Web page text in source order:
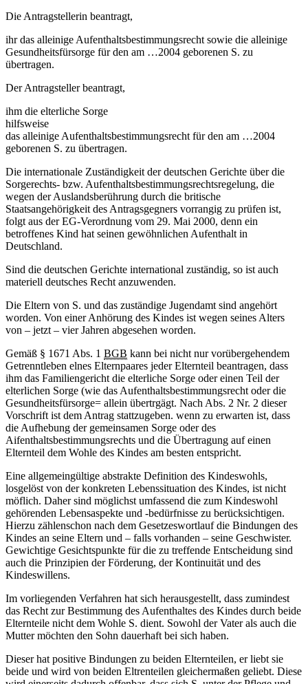
Die Antragstellerin beantragt,
ihr das alleinige Aufenthaltsbestimmungsrecht sowie die alleinige
Gesundheitsfürsorge für den am …2004 geborenen S. zu
übertragen.
Der Antragsteller beantragt,
ihm die elterliche Sorge
hilfsweise
das alleinige Aufenthaltsbestimmungsrecht für den am …2004
geborenen S. zu übertragen.
Die internationale Zuständigkeit der deutschen Gerichte über die
Sorgerechts- bzw. Aufenthaltsbestimmungsrechtsregelung, die
wegen der Auslandsberührung durch die britische
Staatsangehörigkeit des Antragsgegners vorrangig zu prüfen ist,
folgt aus der EG-Verordnung vom 29. Mai 2000, denn ein
betroffenes Kind hat seinen gewöhnlichen Aufenthalt in
Deutschland.
Sind die deutschen Gerichte international zuständig, so ist auch
materiell deutsches Recht anzuwenden.
Die Eltern von S. und das zuständige Jugendamt sind angehört
worden. Von einer Anhörung des Kindes ist wegen seines Alters
von – jetzt – vier Jahren abgesehen worden.
Gemäß § 1671 Abs. 1 BGB kann bei nicht nur vorübergehendem
Getrenntleben elnes Elternpaares jeder Elternteil beantragen, dass
ihm das Familiengericht die elterliche Sorge oder einen Teil der
elterlichen Sorge (wie das Aufenthaltsbestimmungsrecht oder die
Gesundheitsfürsorge= allein übertrgägt. Nach Abs. 2 Nr. 2 dieser
Vorschrift ist dem Antrag stattzugeben. wenn zu erwarten ist, dass
die Aufhebung der gemeinsamen Sorge oder des
Aifenthaltsbestimmungsrechts und die Übertragung auf einen
Elternteil dem Wohle des Kindes am besten entspricht.
Eine allgemeingültige abstrakte Definition des Kindeswohls,
losgelöst von der konkreten Lebenssituation des Kindes, ist nicht
möflich. Daher sind möglichst umfassend die zum Kindeswohl
gehörenden Lebensaspekte und -bedürfnisse zu berücksichtigen.
Hierzu zählenschon nach dem Gesetzeswortlauf die Bindungen des
Kindes an seine Eltern und – falls vorhanden – seine Geschwister.
Gewichtige Gesichtspunkte für die zu treffende Entscheidung sind
auch die Prinzipien der Förderung, der Kontinuität und des
Kindeswillens.
Im vorliegenden Verfahren hat sich herausgestellt, dass zumindest
das Recht zur Bestimmung des Aufenthaltes des Kindes durch beide
Elternteile nicht dem Wohle S. dient. Sowohl der Vater als auch die
Mutter möchten den Sohn dauerhaft bei sich haben.
Dieser hat positive Bindungen zu beiden Elternteilen, er liebt sie
beide und wird von beiden Eltrenteilen gleichermaßen geliebt. Diese